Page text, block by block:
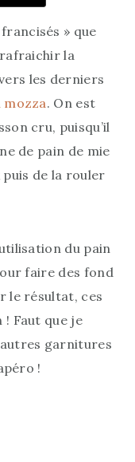
» que
rafraichir la
les derniers
mozza. On est
cru, puisqu’il
de pain de mie
de la rouler
du pain
faire des fond
le résultat, ces
Faut que je
garnitures
!